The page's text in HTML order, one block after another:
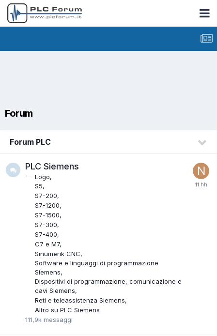
Forum
Forum PLC
PLC Siemens
Logo
S5
S7-200
S7-1200
S7-1500
S7-300
S7-400
C7 e M7
Sinumerik CNC
Software e linguaggi di programmazione
Siemens
Dispositivi di programmazione, comunicazione e
cavi Siemens
Reti e teleassistenza Siemens
Altro su PLC Siemens
111,9k messaggi